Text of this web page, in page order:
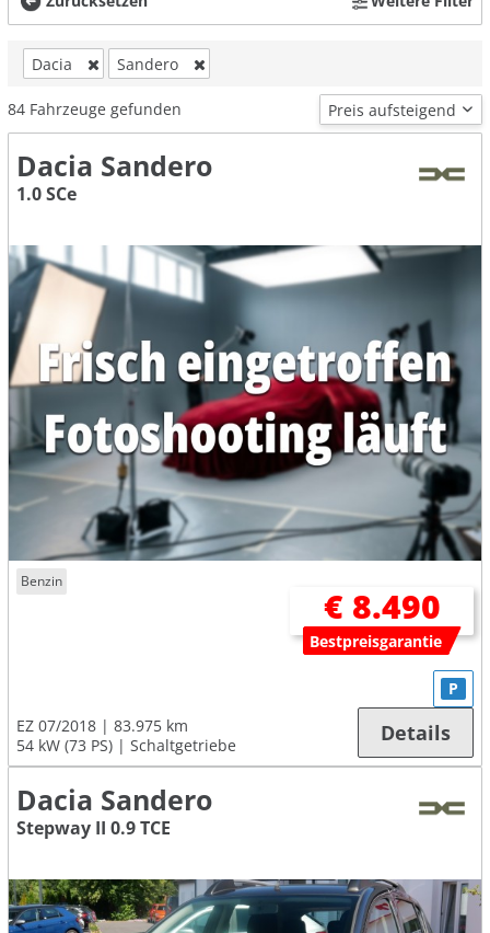
Dacia Sandero
84 Fahrzeuge gefunden
Dacia Sandero
1.0 SCe
Benzin
€ 8.490
Bestpreisgarantie
EZ 07/2018
83.975 km
54 kW (73 PS)
Schaltgetriebe
P
Details
Dacia Sandero
Stepway II 0.9 TCE